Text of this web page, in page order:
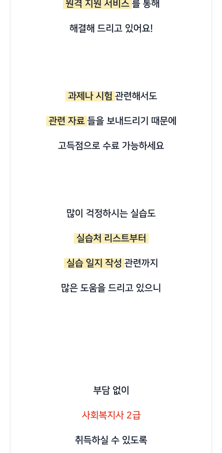
원격 지원 서비스 를 통해
해결해 드리고 있어요!
과제나 시험 관련해서도
관련 자료 들을 보내드리기 때문에
고득점으로 수료 가능하세요
많이 걱정하시는 실습도
실습처 리스트부터
실습 일지 작성 관련까지
많은 도움을 드리고 있으니
부담 없이
사회복지사 2급
취득하실 수 있도록